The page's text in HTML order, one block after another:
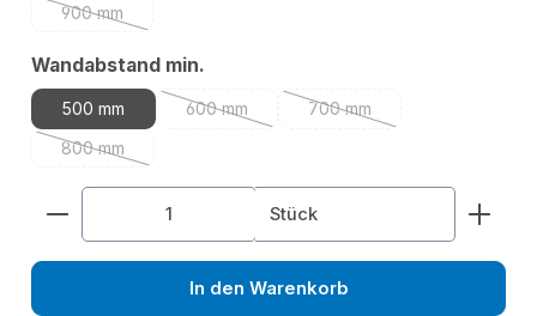
900 mm
(Diese Option ist zurzeit nicht verfügbar.)
Wandabstand min.
500 mm 600 mm
(Diese Option ist zurzeit nicht verfügbar.)
700 mm
(Diese Option ist zurzeit
800 mm
(Diese Option ist zurzeit nicht verfügbar.)
Produkt Anzahl: Gib den gewünschten Wert
Stück
In den Warenkorb